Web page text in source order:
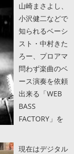
山崎まさよし、
小沢健二などで
知られるベーシ
スト・中村きた
ろー、プロアマ
問わず楽曲のベ
ース演奏を依頼
出来る「WEB
BASS
FACTORY」を
現在はデジタル